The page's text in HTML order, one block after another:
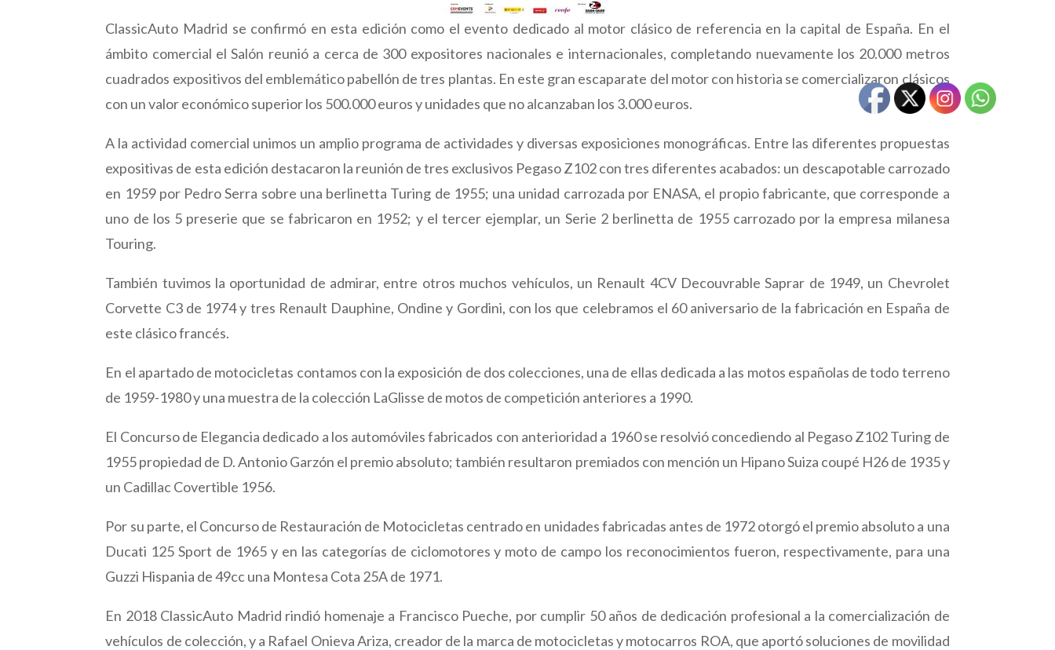
ClassicAuto Madrid se confirmó en esta edición como el evento dedicado al motor clásico de referencia en la capital de España. En el
ámbito comercial el Salón reunió a cerca de 300 expositores nacionales e internacionales, completando nuevamente los 20.000 metros
cuadrados expositivos del emblemático pabellón de tres plantas. En este gran escaparate del motor con historia se comercializaron clásicos
con un valor económico superior los 500.000 euros y unidades que no alcanzaban los 3.000 euros.
A la actividad comercial unimos un amplio programa de actividades y diversas exposiciones monográficas. Entre las diferentes propuestas
expositivas de esta edición destacaron la reunión de tres exclusivos Pegaso Z102 con tres diferentes acabados: un descapotable carrozado
en 1959 por Pedro Serra sobre una berlinetta Turing de 1955; una unidad carrozada por ENASA, el propio fabricante, que corresponde a
uno de los 5 preserie que se fabricaron en 1952; y el tercer ejemplar, un Serie 2 berlinetta de 1955 carrozado por la empresa milanesa
Touring.
También tuvimos la oportunidad de admirar, entre otros muchos vehículos, un Renault 4CV Decouvrable Saprar de 1949, un Chevrolet
Corvette C3 de 1974 y tres Renault Dauphine, Ondine y Gordini, con los que celebramos el 60 aniversario de la fabricación en España de
este clásico francés.
En el apartado de motocicletas contamos con la exposición de dos colecciones, una de ellas dedicada a las motos españolas de todo terreno
de 1959-1980 y una muestra de la colección LaGlisse de motos de competición anteriores a 1990.
El Concurso de Elegancia dedicado a los automóviles fabricados con anterioridad a 1960 se resolvió concediendo al Pegaso Z102 Turing de
1955 propiedad de D. Antonio Garzón el premio absoluto; también resultaron premiados con mención un Hipano Suiza coupé H26 de 1935 y
un Cadillac Covertible 1956.
Por su parte, el Concurso de Restauración de Motocicletas centrado en unidades fabricadas antes de 1972 otorgó el premio absoluto a una
Ducati 125 Sport de 1965 y en las categorías de ciclomotores y moto de campo los reconocimientos fueron, respectivamente, para una
Guzzi Hispania de 49cc una Montesa Cota 25A de 1971.
En 2018 ClassicAuto Madrid rindió homenaje a Francisco Pueche, por cumplir 50 años de dedicación profesional a la comercialización de
vehículos de colección, y a Rafael Onieva Ariza, creador de la marca de motocicletas y motocarros ROA, que aportó soluciones de movilidad